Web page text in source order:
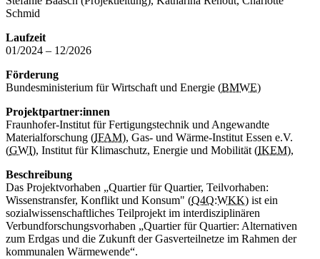
Schmid
Laufzeit
01/2024 – 12/2026
Förderung
Bundesministerium für Wirtschaft und Energie (BMWE)
Projektpartner:innen
Fraunhofer-Institut für Fertigungstechnik und Angewandte
Materialforschung (IFAM), Gas- und Wärme-Institut Essen e.V.
(GWI), Institut für Klimaschutz, Energie und Mobilität (IKEM),
Beschreibung
Das Projektvorhaben „Quartier für Quartier, Teilvorhaben:
Wissenstransfer, Konflikt und Konsum" (Q4Q:WKK) ist ein
sozialwissenschaftliches Teilprojekt im interdisziplinären
Verbundforschungsvorhaben „Quartier für Quartier: Alternativen
zum Erdgas und die Zukunft der Gasverteilnetze im Rahmen der
kommunalen Wärmewende“.